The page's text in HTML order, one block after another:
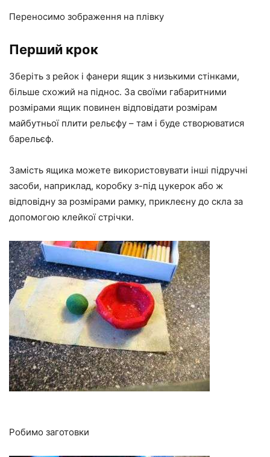
Переносимо зображення на плівку
Перший крок
Зберіть з рейок і фанери ящик з низькими стінками,
більше схожий на піднос. За своїми габаритними
розмірами ящик повинен відповідати розмірам
майбутньої плити рельєфу – там і буде створюватися
барельєф.
Замість ящика можете використовувати інші підручні
засоби, наприклад, коробку з-під цукерок або ж
відповідну за розмірами рамку, приклеєну до скла за
допомогою клейкої стрічки.
Робимо заготовки